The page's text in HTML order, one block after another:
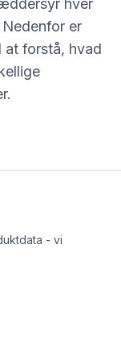
hver
er
forstå, hvad
- vi